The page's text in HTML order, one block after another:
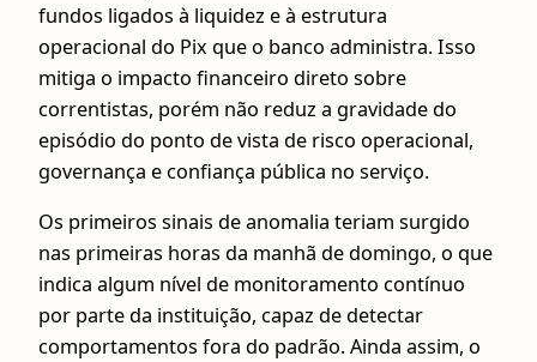
fundos ligados à liquidez e à estrutura
operacional do Pix que o banco administra. Isso
mitiga o impacto financeiro direto sobre
correntistas, porém não reduz a gravidade do
episódio do ponto de vista de risco operacional,
governança e confiança pública no serviço.
Os primeiros sinais de anomalia teriam surgido
nas primeiras horas da manhã de domingo, o que
indica algum nível de monitoramento contínuo
por parte da instituição, capaz de detectar
comportamentos fora do padrão. Ainda assim, o